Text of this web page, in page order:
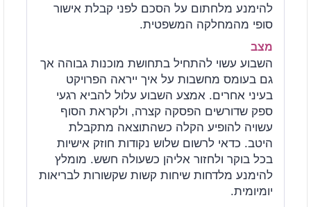
להימנע מלחתום על הסכם לפני קבלת אישור
סופי מהמחלקה המשפטית.
מצב
השבוע עשוי להתחיל בתחושת מוכנות גבוהה אך
גם בעומס מחשבות על איך ייראה הפרויקט
בעיני אחרים. אמצע השבוע עלול להביא רגעי
ספק שדורשים הפסקה קצרה, ולקראת הסוף
עשויה להופיע הקלה כשהתוצאה מתקבלת
היטב. כדאי לרשום שלוש נקודות חוזק אישיות
בכל בוקר ולחזור אליהן כשעולה חשש. מומלץ
להימנע מלדחות שיחות קשות שקשורות לבריאות
יומיומית.